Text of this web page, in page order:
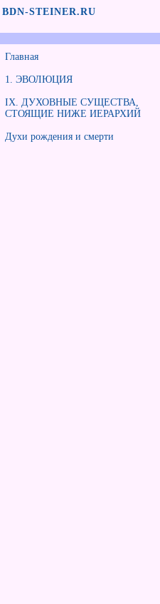
BDN-STEINER.RU
Главная
1. ЭВОЛЮЦИЯ
IX. ДУХОВНЫЕ СУЩЕСТВА,
СТОЯЩИЕ НИЖЕ ИЕРАРХИЙ
Духи рождения и смерти